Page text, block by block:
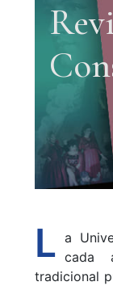
L a
cada
tradicional